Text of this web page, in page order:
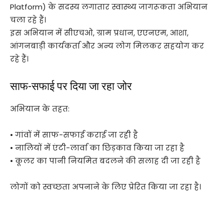
Platform) के सदस्य लगातार स्वास्थ्य जागरूकता अभियान
चला रहे हैं।
इस अभियान में सीएचओ, ग्राम प्रधान, एएनएम, आशा,
आंगनबाड़ी कार्यकर्ता और अन्य लोग मिलकर सहयोग कर
रहे हैं।
साफ-सफाई पर दिया जा रहा जोर
अभियान के तहत:
• गांवों में साफ-सफाई कराई जा रही है
• नालियों में एंटी-लार्वा का छिड़काव किया जा रहा है
• कूलर का पानी नियमित बदलने की सलाह दी जा रही है
लोगों को स्वच्छता अपनाने के लिए प्रेरित किया जा रहा है।